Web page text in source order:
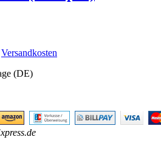
Versandkosten
(DE)